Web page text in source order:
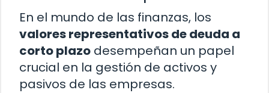
En el mundo de las finanzas, los
valores representativos de deuda a
corto plazo desempeñan un papel
crucial en la gestión de activos y
pasivos de las empresas.